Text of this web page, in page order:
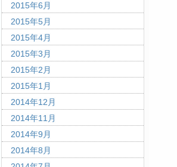
2015年6月
2015年5月
2015年4月
2015年3月
2015年2月
2015年1月
2014年12月
2014年11月
2014年9月
2014年8月